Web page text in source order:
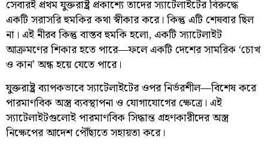
সেবারই প্রথম যুক্তরাষ্ট্র প্রকাশ্যে তাদের স্যাটেলাইটের বিরুদ্ধে
একটি সরাসরি হুমকির কথা স্বীকার করে। কিন্তু এটি শেষবার ছিল
না। এই নীরব কিন্তু বাস্তব হুমকি হলো, একটি স্যাটেলাইট
আক্রমণের শিকার হতে পারে—ফলে একটি দেশের সামরিক ‘চোখ
ও কান’ অন্ধ হয়ে যেতে পারে।
যুক্তরাষ্ট্র ব্যাপকভাবে স্যাটেলাইটের ওপর নির্ভরশীল—বিশেষ করে
পারমাণবিক অস্ত্র ব্যবস্থাপনা ও যোগাযোগের ক্ষেত্রে। এই
স্যাটেলাইটগুলোই পারমাণবিক সিদ্ধান্ত গ্রহণকারীদের অস্ত্র
নিক্ষেপের আদেশ পৌঁছাতে সহায়তা করে।